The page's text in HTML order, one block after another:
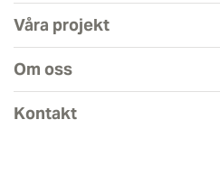
Våra projekt
Om oss
Kontakt